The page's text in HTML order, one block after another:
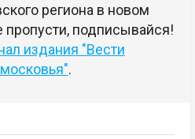
региона в новом
пропусти, подписывайся!
издания "Вести
.